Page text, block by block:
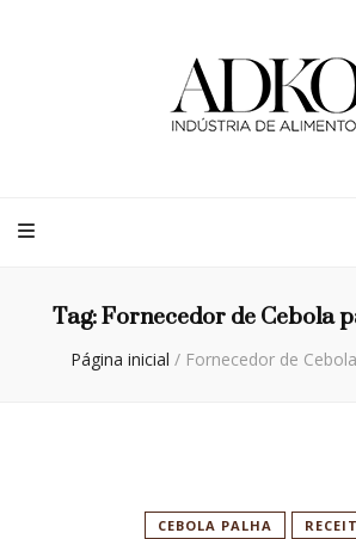
Tag:Fornecedor de Cebola
Página inicial / Fornecedor de
CEBOLA PALHA